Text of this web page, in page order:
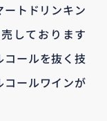
トドリンキン
しております
ールを抜く技
ールワインが